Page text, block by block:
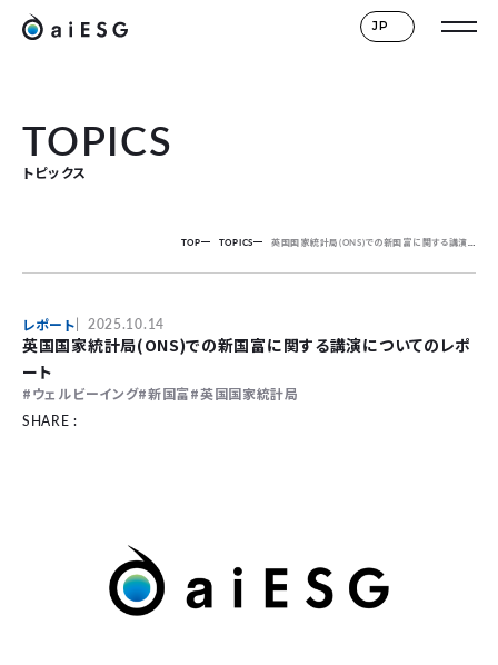
JP
TOPICS
トピックス
TOP TOPICS 英国国家統計局(ONS)での新国富に関する講演についてのレポート
レポート 2025.10.14
英国国家統計局(ONS)での新国富に関する講演についてのレポ
ート
ウェルビーイング 新国富
英国国家統計局
SHARE :